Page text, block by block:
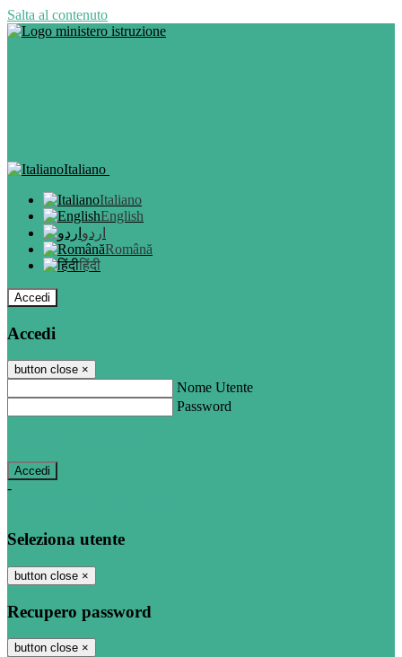
Salta al contenuto
Italiano
Italiano
English
اردو
Română
हिंदी
Accedi
Accedi
button close ×
Nome Utente
Password
-
Seleziona utente
button close ×
Recupero password
button close ×